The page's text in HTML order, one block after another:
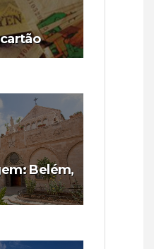
Belém,